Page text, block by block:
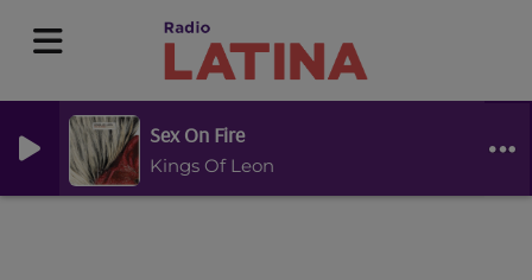
Sex On Fire
Kings Of Leon